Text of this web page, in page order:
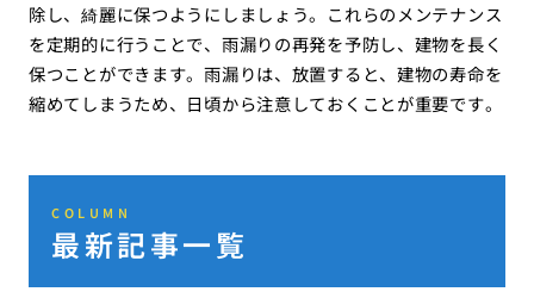
除し、綺麗に保つようにしましょう。これらのメンテナンス
を定期的に行うことで、雨漏りの再発を予防し、建物を長く
保つことができます。雨漏りは、放置すると、建物の寿命を
縮めてしまうため、日頃から注意しておくことが重要です。
COLUMN
最新記事一覧